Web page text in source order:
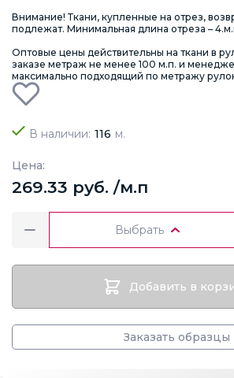
Внимание! Ткани, купленные на отрез,
подлежат. Минимальная длина отреза –
Оптовые цены действительны на ткани в
заказе метраж не менее 100 м.п. и
максимально подходящий по метражу
В наличии: 116 м.
Цена:
269.33 руб. /м.п
Выбрать
Добавить в
Заказать образцы